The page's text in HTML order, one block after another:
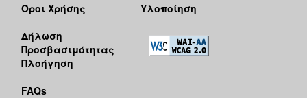
Όροι Χρήσης
Δήλωση
Προσβασιμότητας
Πλοήγηση
FAQs
Υλοποίηση